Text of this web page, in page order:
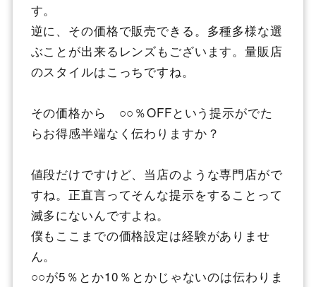
す。
逆に、その価格で販売できる。多種多様な選
ぶことが出来るレンズもございます。量販店
のスタイルはこっちですね。
その価格から ○○％OFFという提示がでた
らお得感半端なく伝わりますか？
値段だけですけど、当店のような専門店がで
すね。正直言ってそんな提示をすることって
滅多にないんですよね。
僕もここまでの価格設定は経験がありませ
ん。
○○が5％とか10％とかじゃないのは伝わりま